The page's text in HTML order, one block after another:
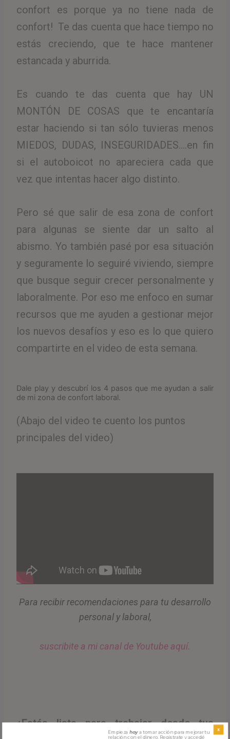
confort es porque ya no tiene nada de
confort! Te das cuenta que hace tiempo no
estás creciendo, que te hace mantener
estancada y aburrida.
Es cuando te das cuenta que hay UN
MONTÓN DE COSAS que te encantaría
estar haciendo si tan sólo tuvieras menos
MIEDOS, DUDAS, INSEGURIDADES….en fin
si el autoboicot no apareciera cada que
vez que intentas hacer algo distinto.
Pero sé que salir de esa zona de confort
para algunas se siente dar un salto al
abismo. Yo también pasé por esa situación
y seguramente lo seguiré viviendo, siempre
que busque seguir crecer personalmente y
laboralmente. Por eso me enfoco en sumar
recursos que me ayuden a gestionar mejor
los nuevos desafíos y eso es lo que quiero
compartirte en el video de esta semana.
Dale play y descubrí los 4 pasos que me ayudan a salir
de mi zona de confort laboral.
(Abajo del video te cuento los puntos
principales del video)
Para recibir recomendaciones para tu desarrollo
personal y laboral,
suscribite a mi canal de Youtube aquí.
¿Estás lista para trabajar desde tus
Empieza hoya tomar acción para mejorar tu
relación con el dinero. Registrate y accedé
X